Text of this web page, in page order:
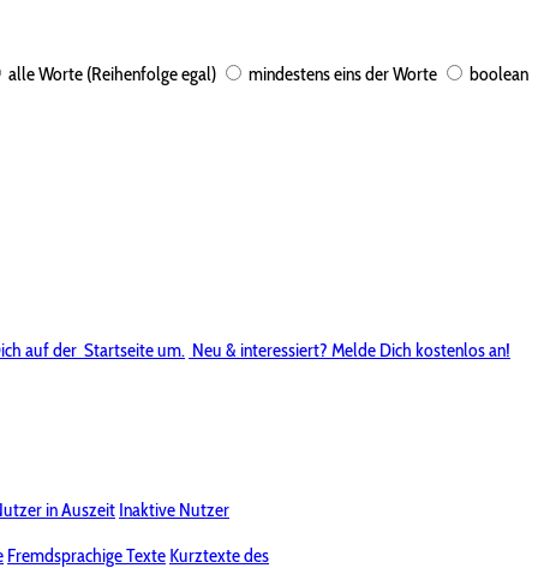
alle Worte (Reihenfolge egal) mindestens eins der Worte boolean
auf der Startseite um. Neu & interessiert? Melde Dich kostenlos an!
in Auszeit Inaktive Nutzer
Fremdsprachige Texte Kurztexte des